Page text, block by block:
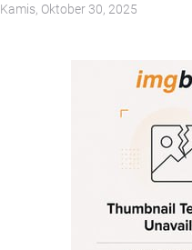
Kamis, Oktober 30, 2025